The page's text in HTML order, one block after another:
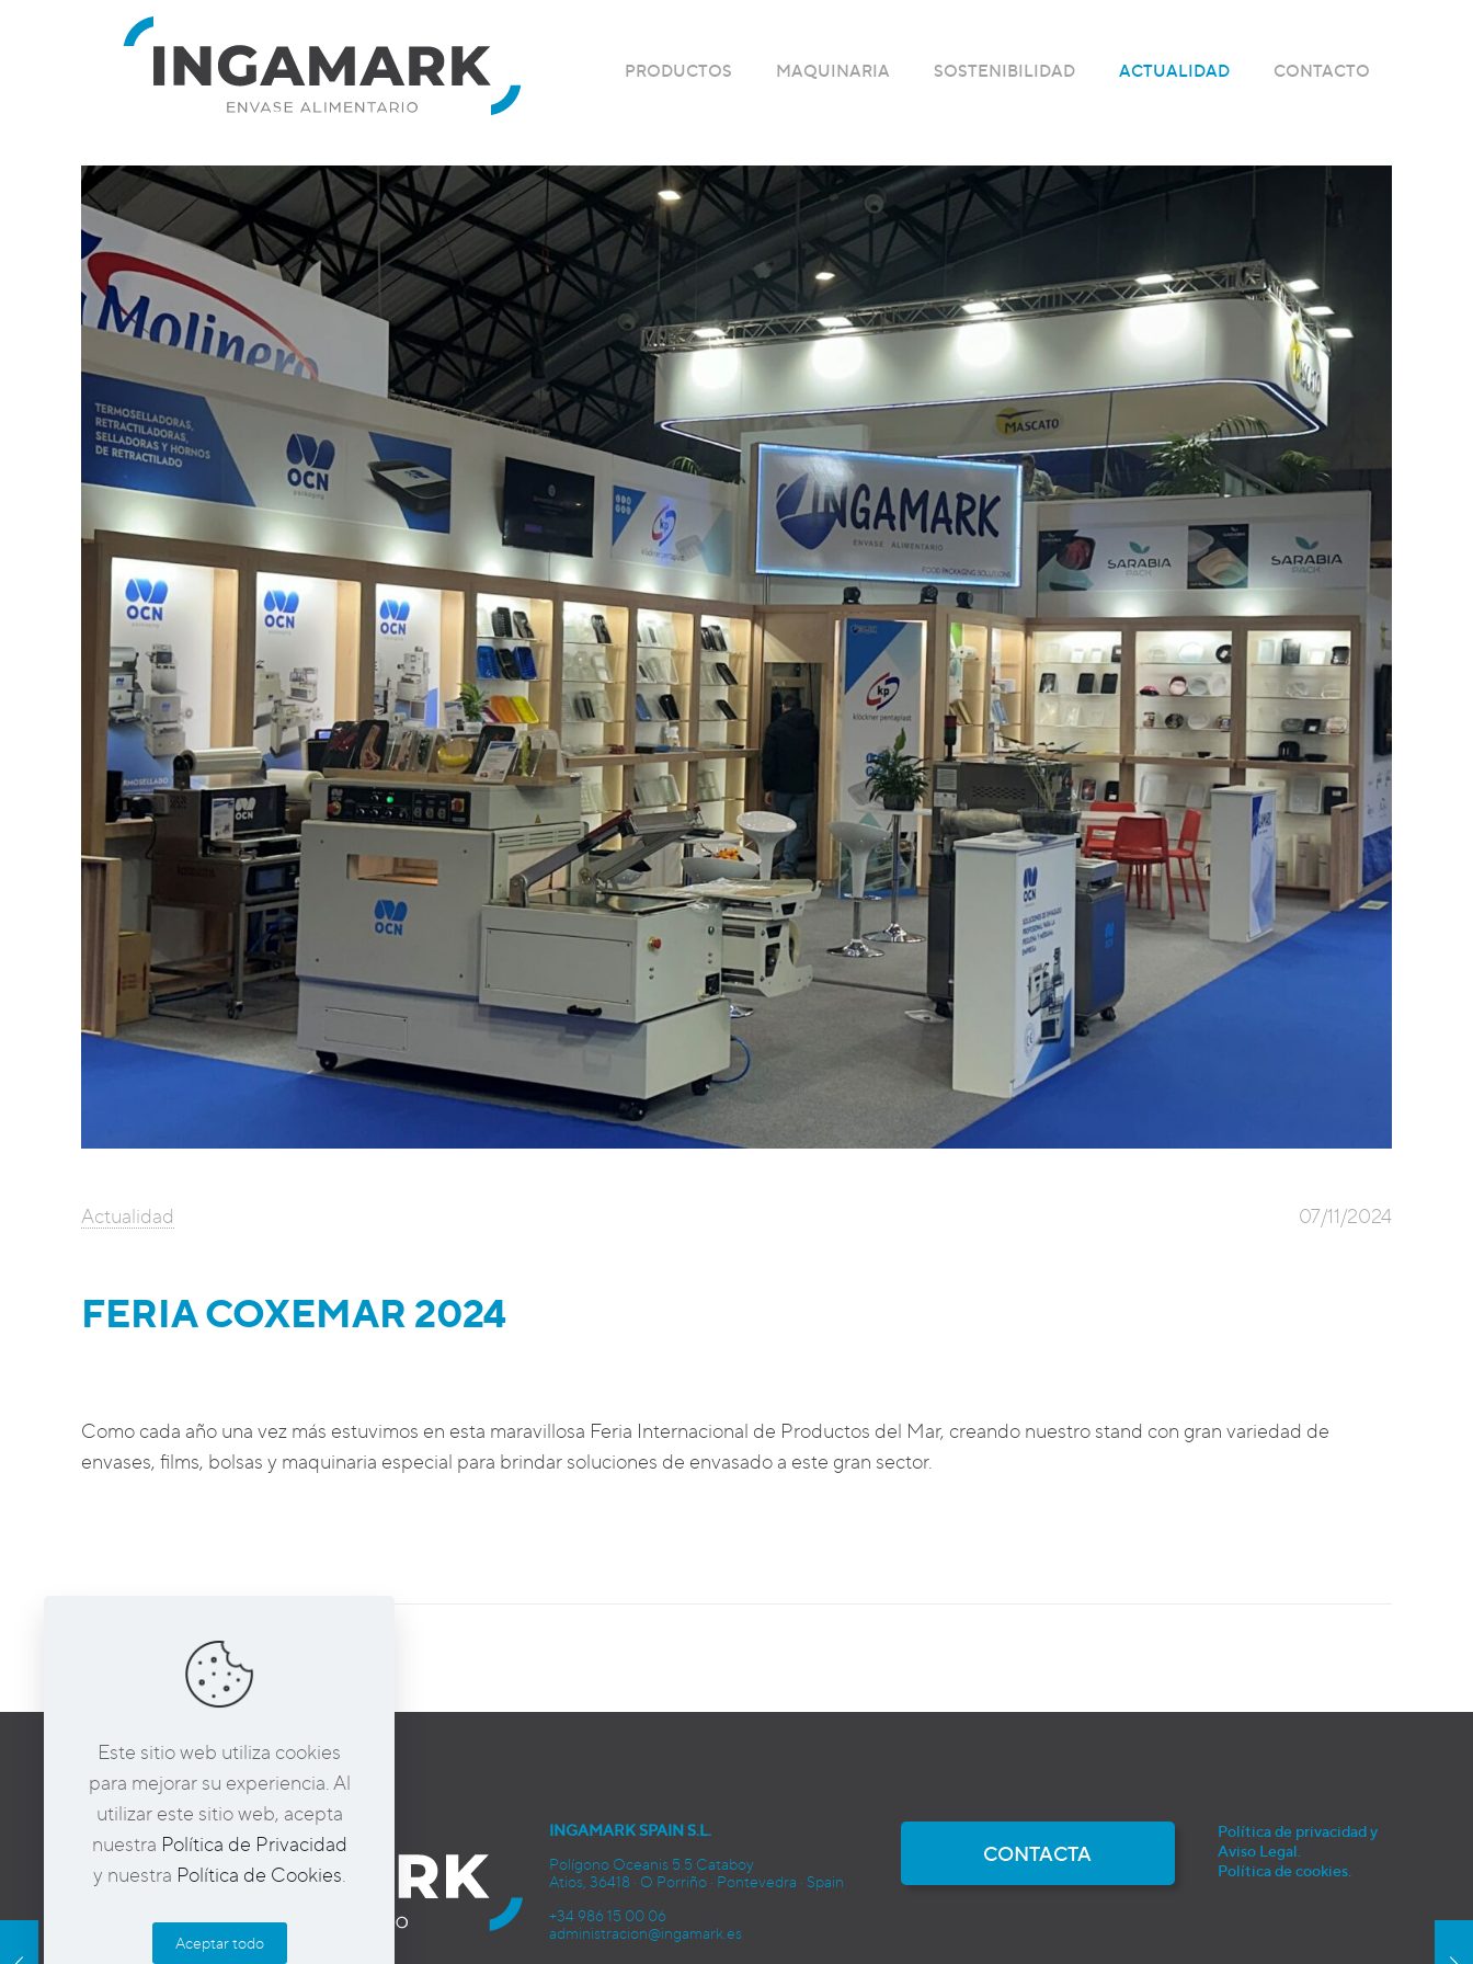
PRODUCTOS MAQUINARIA SOSTENIBILIDAD ACTUALIDAD CONTACTO
FERIA COXEMAR 2024
Actualidad 07/11/2024
Como cada año una vez más estuvimos en esta maravillosa Feria Internacional de Productos del Mar, creando nuestro stand con gran variedad de
envases, films, bolsas y maquinaria especial para brindar soluciones de envasado a este gran sector.
INGAMARK SPAIN S.L.
Polígono Oceanis 5.5 Cataboy
Atios, 36418 · O Porriño · Pontevedra · Spain
+34 986 15 00 06
administracion@ingamark.es
CONTACTA
Política de privacidad y
Aviso Legal.
Política de cookies.
Este sitio web utiliza cookies
para mejorar su experiencia. Al
utilizar este sitio web, acepta
nuestra Política de Privacidad
y nuestra Política de Cookies
Aceptar todo